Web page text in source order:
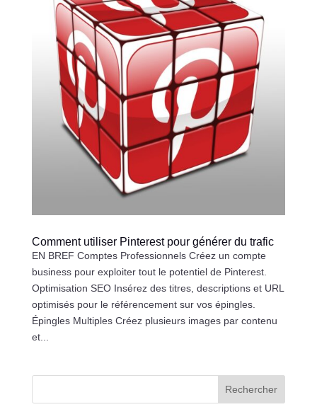
Comment utiliser Pinterest pour générer du trafic
EN BREF Comptes Professionnels Créez un compte
business pour exploiter tout le potentiel de Pinterest.
Optimisation SEO Insérez des titres, descriptions et URL
optimisés pour le référencement sur vos épingles.
Épingles Multiples Créez plusieurs images par contenu
et...
Rechercher